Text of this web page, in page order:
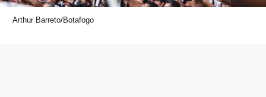
Arthur Barreto/Botafogo